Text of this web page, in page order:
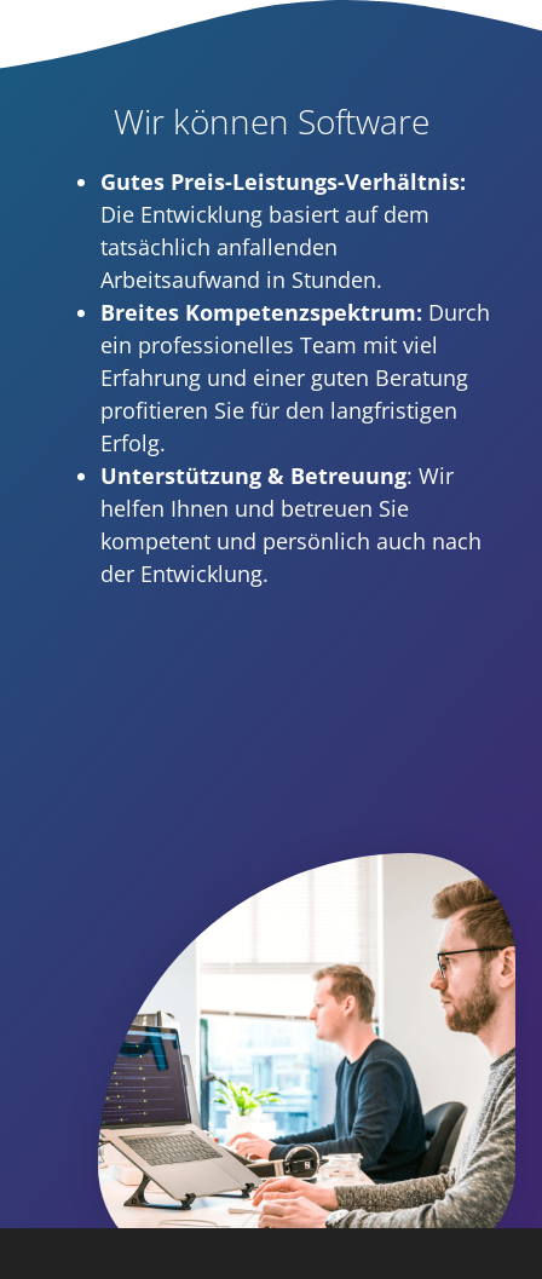
Wir können Software
Gutes Preis-Leistungs-Verhältnis:
Die Entwicklung basiert auf dem
tatsächlich anfallenden
Arbeitsaufwand in Stunden.
Breites Kompetenzspektrum: Durch
ein professionelles Team mit viel
Erfahrung und einer guten Beratung
profitieren Sie für den langfristigen
Erfolg.
Unterstützung & Betreuung: Wir
helfen Ihnen und betreuen Sie
kompetent und persönlich auch nach
der Entwicklung.